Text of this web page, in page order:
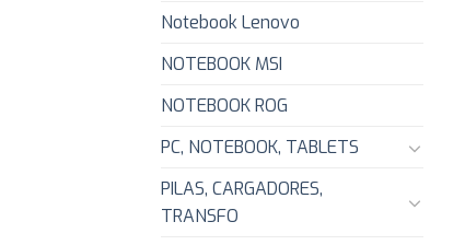
Notebook Lenovo
NOTEBOOK MSI
NOTEBOOK ROG
PC, NOTEBOOK, TABLETS
PILAS, CARGADORES,
TRANSFO